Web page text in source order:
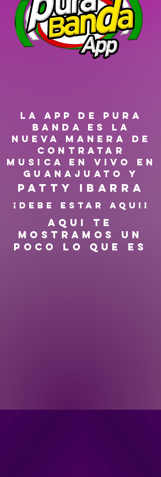
LA APP DE PURA
BANDA ES LA
NUEVA MANERA DE
CONTRATAR
MUSICA EN VIVO EN
GUANAJUATO Y
Patty Ibarra
¡DEBE ESTAR AQUI!
AQUI TE
MOSTRAMOS UN
POCO LO QUE ES